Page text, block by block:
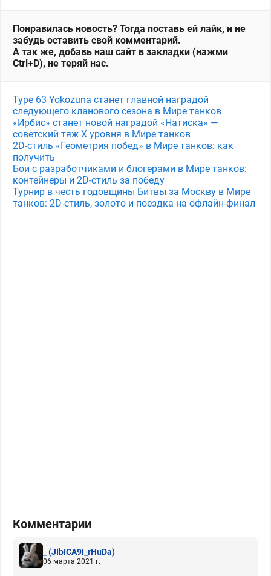
Понравилась новость? Тогда поставь ей лайк, и не
забудь оставить свой комментарий.
А так же, добавь наш сайт в закладки (нажми
Ctrl+D), не теряй нас.
Type 63 Yokozuna станет главной наградой
следующего кланового сезона в Мире танков
«Ирбис» станет новой наградой «Натиска» —
советский тяж X уровня в Мире танков
2D-стиль «Геометрия побед» в Мире танков: как
получить
Бои с разработчиками и блогерами в Мире танков:
контейнеры и 2D-стиль за победу
Турнир в честь годовщины Битвы за Москву в Мире
танков: 2D-стиль, золото и поездка на офлайн-финал
Комментарии
(JIbICA9I_rHuDa)
06 марта 2021 г.